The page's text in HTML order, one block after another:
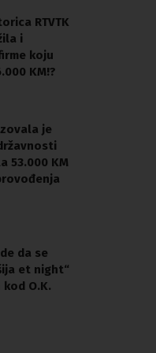
RTVTK
i
koju
KM!?
je
53.000 KM
da se
et night“
kod O.K.